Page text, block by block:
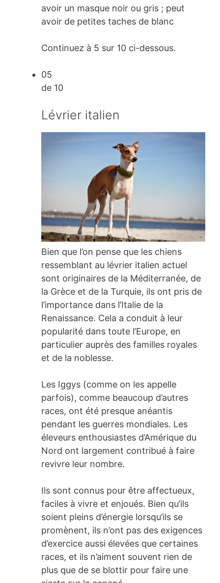
avoir un masque noir ou gris ; peut
avoir de petites taches de blanc
Continuez à 5 sur 10 ci-dessous.
05
de 10
Lévrier italien
Bien que l’on pense que les chiens
ressemblant au lévrier italien actuel
sont originaires de la Méditerranée, de
la Grèce et de la Turquie, ils ont pris de
l’importance dans l’Italie de la
Renaissance. Cela a conduit à leur
popularité dans toute l’Europe, en
particulier auprès des familles royales
et de la noblesse.
Les Iggys (comme on les appelle
parfois), comme beaucoup d’autres
races, ont été presque anéantis
pendant les guerres mondiales. Les
éleveurs enthousiastes d’Amérique du
Nord ont largement contribué à faire
revivre leur nombre.
Ils sont connus pour être affectueux,
faciles à vivre et enjoués. Bien qu’ils
soient pleins d’énergie lorsqu’ils se
promènent, ils n’ont pas des exigences
d’exercice aussi élevées que certaines
races, et ils n’aiment souvent rien de
plus que de se blottir pour faire une